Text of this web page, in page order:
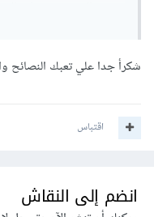
الخط في قسم
ذلك، PHP أو XML مثلا.
غرافيكات مثلا.
ولكنها لا تظهر أنها
وفقط-. أخرجها عن
شكرأ جدا علي تعبك النصائح
اقتباس
انضم إلى النقاش